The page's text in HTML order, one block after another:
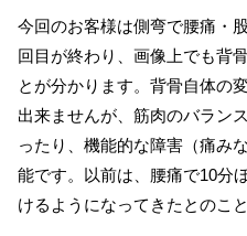
今回のお客様は側弯で腰痛・
回目が終わり、画像上でも背
とが分かります。背骨自体の
出来ませんが、筋肉のバラン
ったり、機能的な障害（痛み
能です。以前は、腰痛で10分
けるようになってきたとのこと